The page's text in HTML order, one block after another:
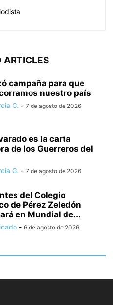
ARTICLES
campaña para que
nuestro país
G. - 7 de agosto de 2026
es la carta
de los Guerreros del
G. - 7 de agosto de 2026
del Colegio
de Pérez Zeledón
en Mundial de...
- 6 de agosto de 2026